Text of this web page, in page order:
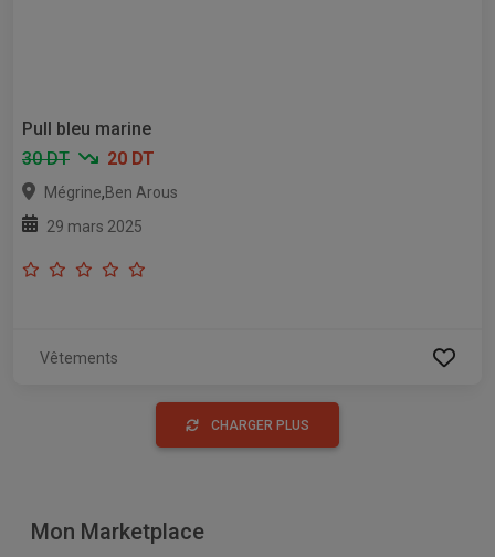
Pull bleu marine
30 DT
20 DT
Mégrine,Ben Arous
29 mars 2025
Vêtements
CHARGER PLUS
Mon Marketplace